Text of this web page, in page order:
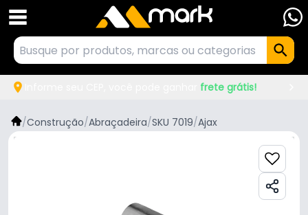
frete grátis!
/Construção/Abraçadeira/SKU 7019/Ajax